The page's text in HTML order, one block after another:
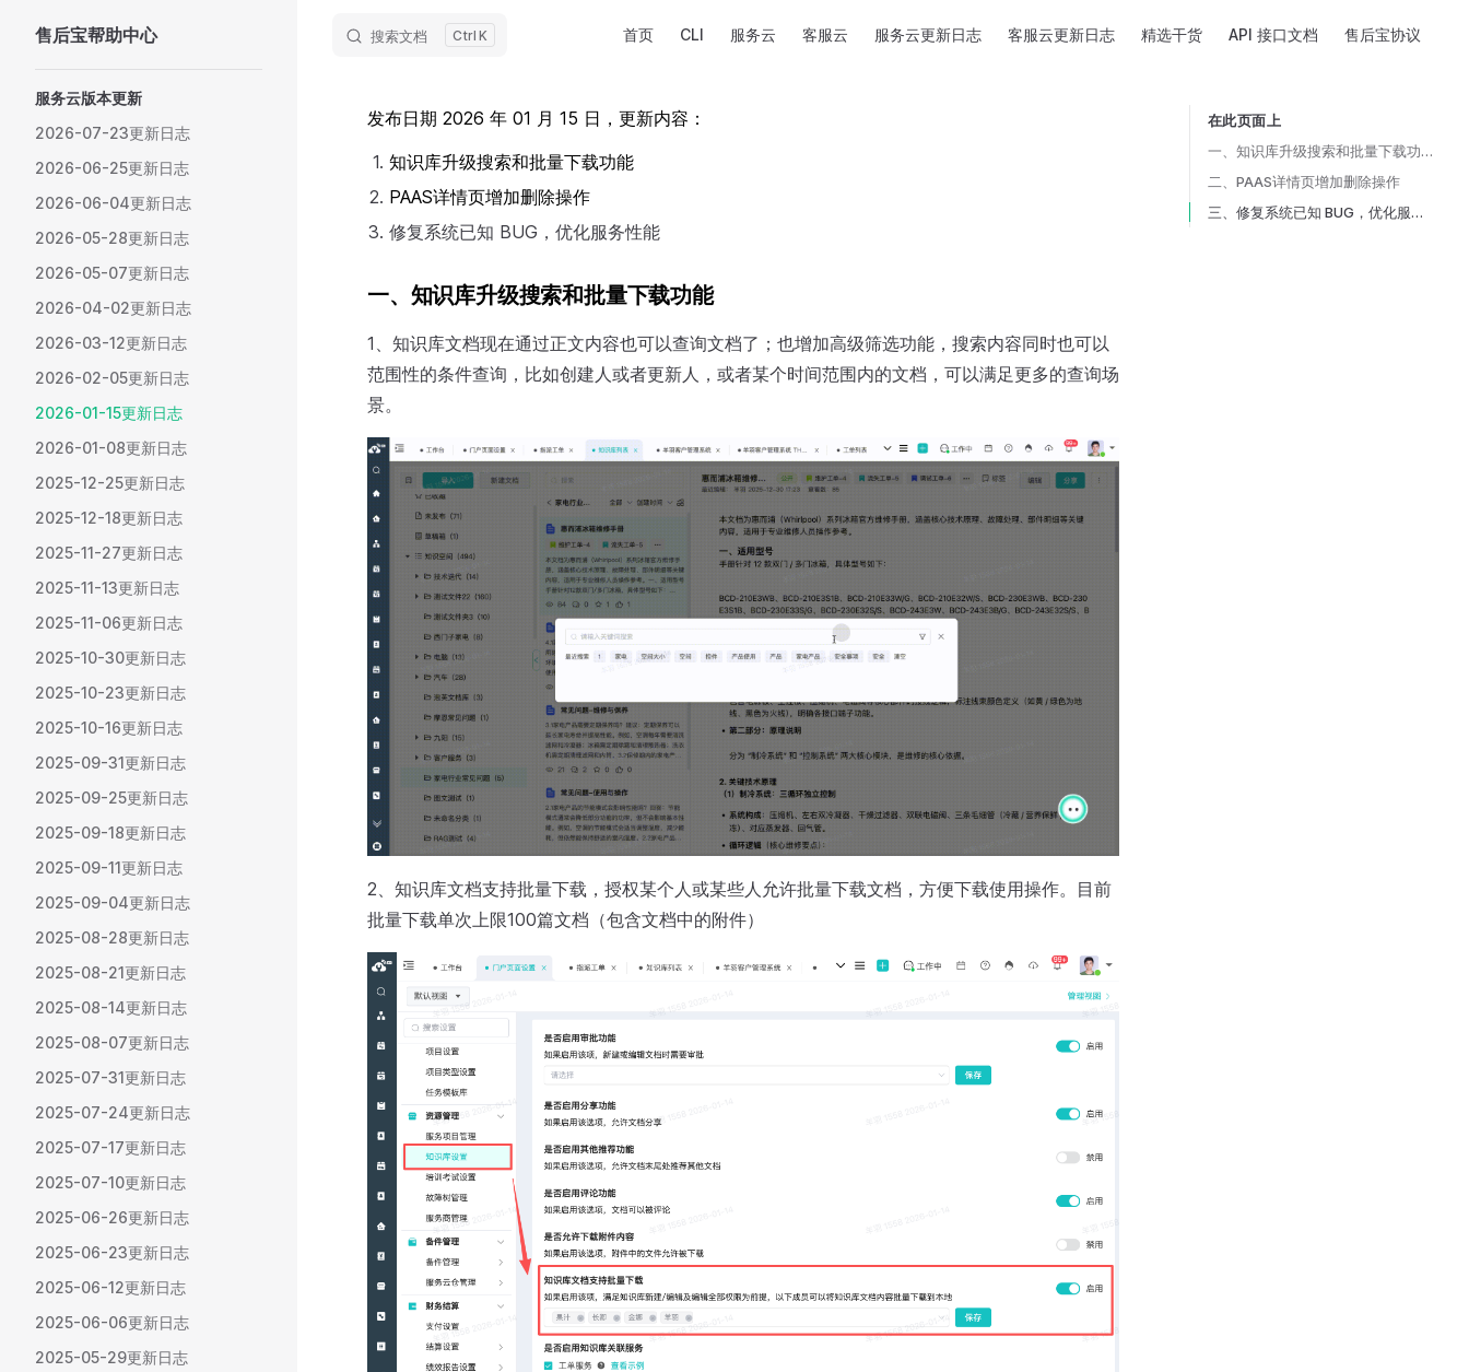
Skip to content
售后宝帮助中心 搜索文档 K 首页 CLI 服务云 客服云 服务云更新日志 客服云更新日志 精选干货 API 接口文档 售后宝协议
服务云版本更新
2026-07-23更新日志
2026-06-25更新日志
2026-06-04更新日志
2026-05-28更新日志
2026-05-07更新日志
2026-04-02更新日志
2026-03-12更新日志
2026-02-05更新日志
2026-01-15更新日志
2026-01-08更新日志
2025-12-25更新日志
2025-12-18更新日志
2025-11-27更新日志
2025-11-13更新日志
2025-11-06更新日志
2025-10-30更新日志
2025-10-23更新日志
2025-10-16更新日志
2025-09-31更新日志
2025-09-25更新日志
2025-09-18更新日志
2025-09-11更新日志
2025-09-04更新日志
2025-08-28更新日志
2025-08-21更新日志
2025-08-14更新日志
2025-08-07更新日志
2025-07-31更新日志
2025-07-24更新日志
2025-07-17更新日志
2025-07-10更新日志
2025-06-26更新日志
2025-06-23更新日志
2025-06-12更新日志
2025-06-06更新日志
2025-05-29更新日志
在此页面上
Table of Contents for current page
一、知识库升级搜索和批量下载功能
二、PAAS详情页增加删除操作
三、修复系统已知 BUG，优化服务性能
发布日期 2026 年 01 月 15 日，更新内容：
知识库升级搜索和批量下载功能
PAAS详情页增加删除操作
修复系统已知 BUG，优化服务性能
一、知识库升级搜索和批量下载功能
1、知识库文档现在通过正文内容也可以查询文档了；也增加高级筛选功能，搜索内容同时也可以
范围性的条件查询，比如创建人或者更新人，或者某个时间范围内的文档，可以满足更多的查询场
景。
2、知识库文档支持批量下载，授权某个人或某些人允许批量下载文档，方便下载使用操作。目前
批量下载单次上限100篇文档（包含文档中的附件）